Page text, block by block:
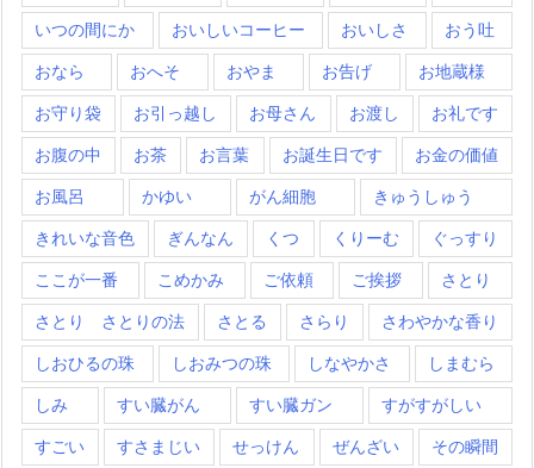
いつの間にか おいしいコーヒー おいしさ おう吐
おなら おへそ おやま お告げ お地蔵様
お守り袋 お引っ越し お母さん お渡し お礼です
お腹の中 お茶 お言葉 お誕生日です お金の価値
お風呂 かゆい がん細胞 きゅうしゅう
きれいな音色 ぎんなん くつ くりーむ ぐっすり
ここが一番 こめかみ ご依頼 ご挨拶 さとり
さとり さとりの法 さとる さらり さわやかな香り
しおひるの珠 しおみつの珠 しなやかさ しまむら
しみ すい臓がん すい臓ガン すがすがしい
すごい すさまじい せっけん ぜんざい その瞬間